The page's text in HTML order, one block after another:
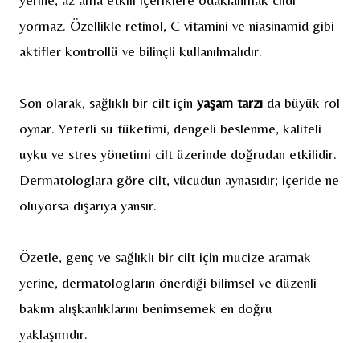
yormaz. Özellikle retinol, C vitamini ve niasinamid gibi
aktifler kontrollü ve bilinçli kullanılmalıdır.
Son olarak, sağlıklı bir cilt için yaşam tarzı da büyük rol
oynar. Yeterli su tüketimi, dengeli beslenme, kaliteli
uyku ve stres yönetimi cilt üzerinde doğrudan etkilidir.
Dermatologlara göre cilt, vücudun aynasıdır; içeride ne
oluyorsa dışarıya yansır.
Özetle, genç ve sağlıklı bir cilt için mucize aramak
yerine, dermatologların önerdiği bilimsel ve düzenli
bakım alışkanlıklarını benimsemek en doğru
yaklaşımdır.